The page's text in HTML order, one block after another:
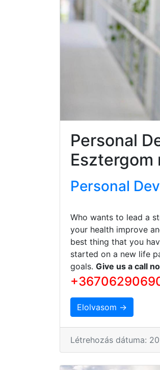
Personal
Esztergom
Personal
Who wants to lead a
your health improve
best thing that you
started on a new life
goals. Give us a call
Elolvasom →
Létrehozás dátuma: